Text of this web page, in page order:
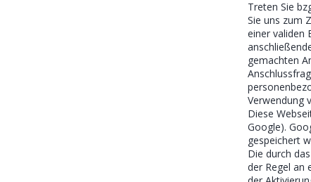
Treten Sie
Sie uns zum
einer validen
gemachten
Verwendung
Diese
Google).
gespeichert
Die durch
der Regel an